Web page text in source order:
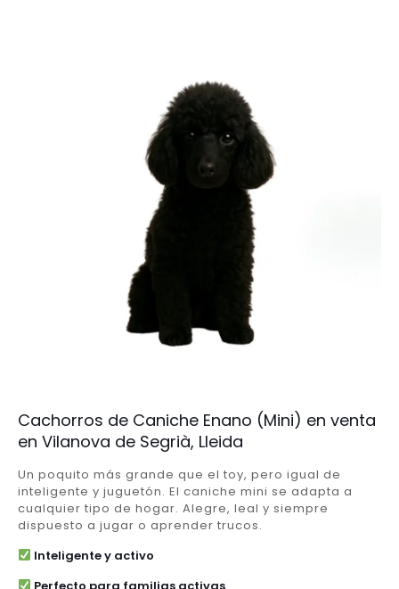
Cachorros de Caniche Enano (Mini) en venta
en Vilanova de Segrià, Lleida
Un poquito más grande que el toy, pero igual de
inteligente y juguetón. El caniche mini se adapta a
cualquier tipo de hogar. Alegre, leal y siempre
dispuesto a jugar o aprender trucos.
Inteligente y activo
Perfecto para familias activas